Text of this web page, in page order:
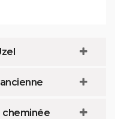
cheminée